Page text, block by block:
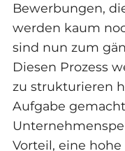
Bewerbungen,
werden kaum
sind nun zum
Diesen Prozess
zu strukturieren
Aufgabe
Vorteil, eine